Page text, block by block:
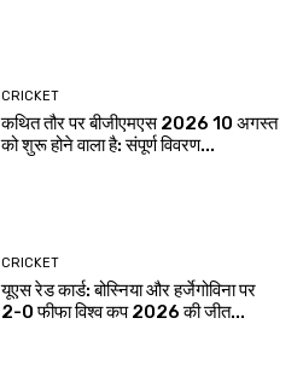
CRICKET
कथित तौर पर बीजीएमएस 2026 10 अगस्त
को शुरू होने वाला है: संपूर्ण विवरण...
CRICKET
यूएस रेड कार्ड: बोस्निया और हर्जेगोविना पर
2-0 फीफा विश्व कप 2026 की जीत...